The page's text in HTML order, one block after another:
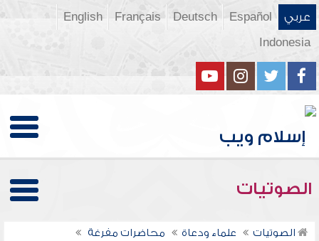
عربي Español
Deutsch
Français
English
Indonesia
الصوتيات
الصوتيات علماء ودعاة
محاضرات مفرغة